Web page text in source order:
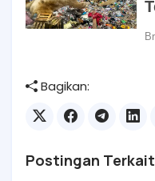
Bagikan:
Postingan Terkait